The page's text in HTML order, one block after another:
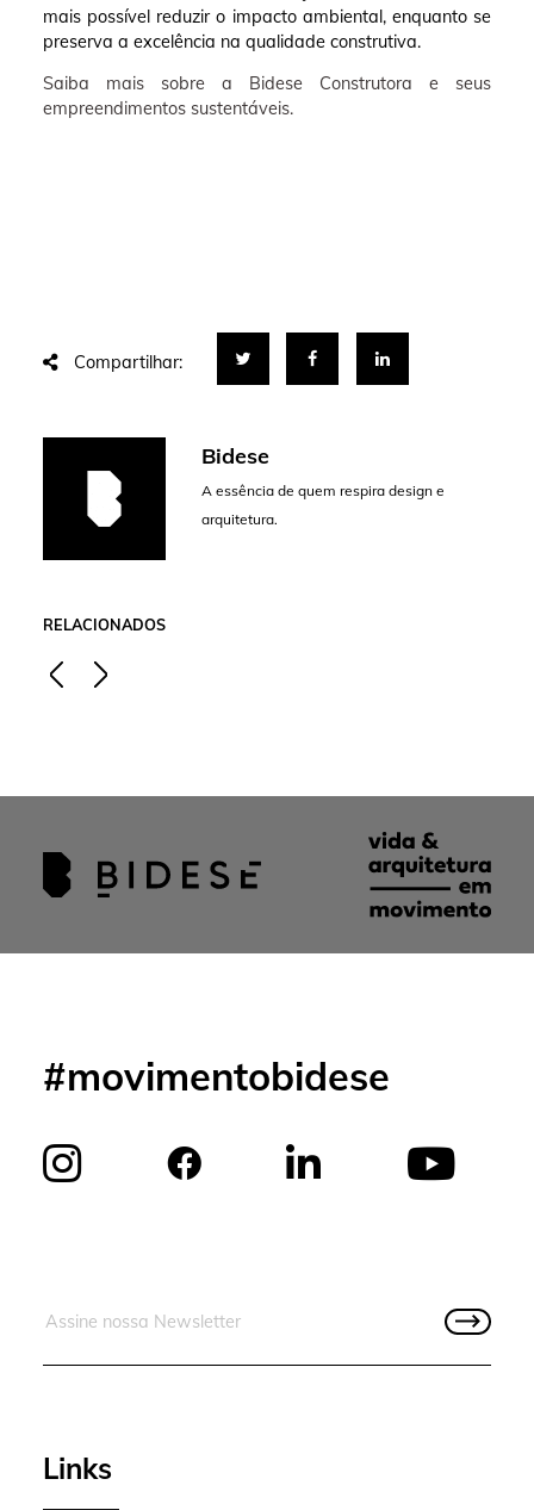
mais possível reduzir o impacto ambiental, enquanto se
preserva a excelência na qualidade construtiva.
Saiba mais sobre a Bidese Construtora e seus
empreendimentos sustentáveis.
Compartilhar:
Bidese
A essência de quem respira design e
arquitetura.
RELACIONADOS
#movimentobidese
Links